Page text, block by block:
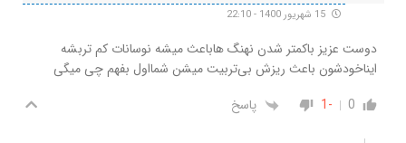
دوست عزیز باکمتر شدن نهنگ هاباعث میشه نوسانات کم تربشه
ایناخودشون باعث ریزش بی‌تربیت میشن شمااول بفهم چی میگی
0
-1 پاسخ